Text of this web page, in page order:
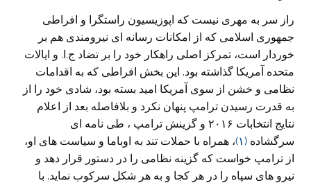
راز سر به مهری نیست که اپوزیسیون راستگرا و افراطی
جمهوری اسلامی که از امکانات رسانه ای نیرومندی هم بر
خوردار است، تمرکز اصلی راهکار خود را بر تضاد ج.ا. و ایالات
متحده آمریکا گذاشته بود. این بخش افراطی که به اقدامات
نظامی و خشن از سوی آمریکا امید بسته بود، شادی خود را از
به قدرت رسیدن ترامپ پنهان نکرد و بلافاصله بعد از اعلام
نتایج انتخابات ۲۰۱۶ و گزینش ترامپ ، طی نامه ای
سرگشاده (۱)
، همراه با حملات تند به اوباما و سیاست های او،
از ترامپ خواست که گزینه نظامی را در دستور قرار دهد و
نیرو های سپاه را در هر کجا و به هر شکل سرکوب نماید. با